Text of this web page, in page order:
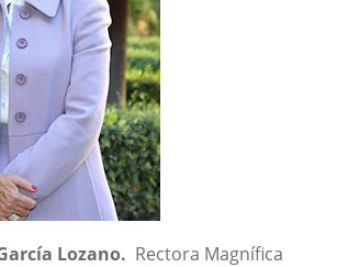
Lozano. Rectora Magnífica